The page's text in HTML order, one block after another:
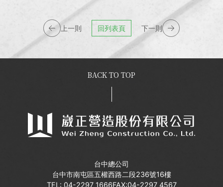
上一則 回列表頁 下一則
台中總公司
台中市南屯區五權西路二段236號16樓
TEL: 04-2297 1666FAX:04-2297 4567
BACK TO TOP